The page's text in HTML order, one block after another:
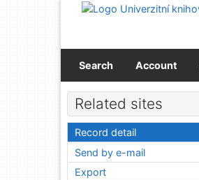
Go to content
Search Account
Related sites
Record detail
Send by e-mail
Export